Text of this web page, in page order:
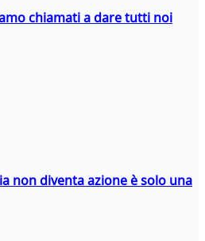
chiamati a dare tutti noi
non diventa azione è solo una